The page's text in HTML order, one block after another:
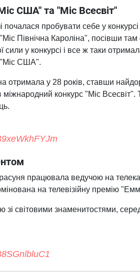
США" та "Міс Всесвіт"
почалася пробувати себе у
Північна Кароліна", посівши там
у конкурсі і все ж таки
"Міс США".
отримала у 28 років, ставши
міжнародний конкурс "Міс
працювала ведучою на
на телевізійну премію
зі світовими знаменитостями,